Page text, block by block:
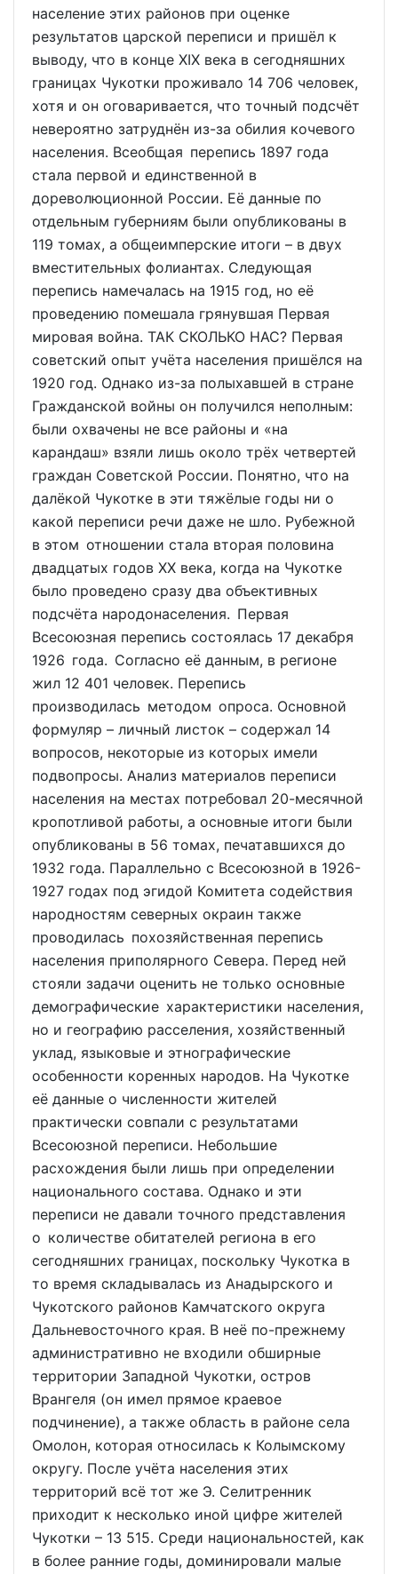
население этих районов при оценке
результатов царской переписи и пришёл к
выводу, что в конце XIX века в сегодняшних
границах Чукотки проживало 14 706 человек,
хотя и он оговаривается, что точный подсчёт
невероятно затруднён из-за обилия кочевого
населения. Всеобщая перепись 1897 года
стала первой и единственной в
дореволюционной России. Её данные по
отдельным губерниям были опубликованы в
119 томах, а общеимперские итоги – в двух
вместительных фолиантах. Следующая
перепись намечалась на 1915 год, но её
проведению помешала грянувшая Первая
мировая война. ТАК СКОЛЬКО НАС? Первая
советский опыт учёта населения пришёлся на
1920 год. Однако из-за полыхавшей в стране
Гражданской войны он получился неполным:
были охвачены не все районы и «на
карандаш» взяли лишь около трёх четвертей
граждан Советской России. Понятно, что на
далёкой Чукотке в эти тяжёлые годы ни о
какой переписи речи даже не шло. Рубежной
в этом отношении стала вторая половина
двадцатых годов XX века, когда на Чукотке
было проведено сразу два объективных
подсчёта народонаселения. Первая
Всесоюзная перепись состоялась 17 декабря
1926 года. Согласно её данным, в регионе
жил 12 401 человек. Перепись
производилась методом опроса. Основной
формуляр – личный листок – содержал 14
вопросов, некоторые из которых имели
подвопросы. Анализ материалов переписи
населения на местах потребовал 20-месячной
кропотливой работы, а основные итоги были
опубликованы в 56 томах, печатавшихся до
1932 года. Параллельно с Всесоюзной в 1926-
1927 годах под эгидой Комитета содействия
народностям северных окраин также
проводилась похозяйственная перепись
населения приполярного Севера. Перед ней
стояли задачи оценить не только основные
демографические характеристики населения,
но и географию расселения, хозяйственный
уклад, языковые и этнографические
особенности коренных народов. На Чукотке
её данные о численности жителей
практически совпали с результатами
Всесоюзной переписи. Небольшие
расхождения были лишь при определении
национального состава. Однако и эти
переписи не давали точного представления
о количестве обитателей региона в его
сегодняшних границах, поскольку Чукотка в
то время складывалась из Анадырского и
Чукотского районов Камчатского округа
Дальневосточного края. В неё по-прежнему
административно не входили обширные
территории Западной Чукотки, остров
Врангеля (он имел прямое краевое
подчинение), а также область в районе села
Омолон, которая относилась к Колымскому
округу. После учёта населения этих
территорий всё тот же Э. Селитренник
приходит к несколько иной цифре жителей
Чукотки – 13 515. Среди национальностей, как
в более ранние годы, доминировали малые